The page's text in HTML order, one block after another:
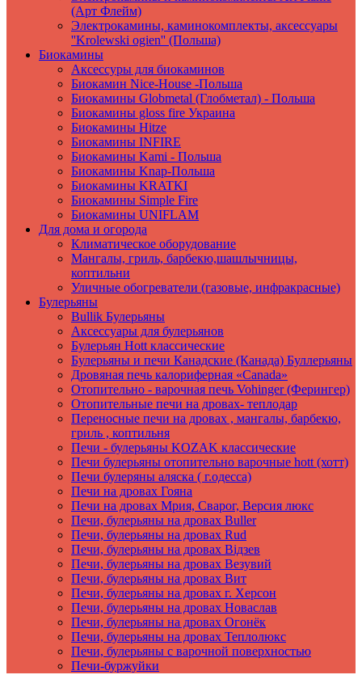
(Арт Флейм)
Электрокамины, каминокомплекты, аксессуары
''Krolewski ogien'' (Польша)
Биокамины
Аксессуры для биокаминов
Биокамин Nice-House -Польша
Биокамины Globmetal (Глобметал) - Польша
Биокамины gloss fire Украина
Биокамины Hitze
Биокамины INFIRE
Биокамины Kami - Польша
Биокамины Knap-Польша
Биокамины KRATKI
Биокамины Simple Fire
Биокамины UNIFLAM
Для дома и огорода
Климатическое оборудование
Мангалы, гриль, барбекю,шашлычницы,
коптильни
Уличные обогреватели (газовые, инфракрасные)
Булерьяны
Bullik Булерьяны
Аксеcсуары для булерьянов
Булерьян Hott классические
Булерьяны и печи Канадские (Канада) Буллерьяны
Дровяная печь калориферная «Canada»
Отопительно - варочная печь Vohinger (Ферингер)
Отопительные печи на дровах- теплодар
Переносные печи на дровах , мангалы, барбекю,
гриль , коптильня
Печи - булерьяны KOZAK классические
Печи булерьяны отопительно варочные hott (хотт)
Печи булеряны аляска ( г.одесса)
Печи на дровах Гояна
Печи на дровах Мрия, Сварог, Версия люкс
Печи, булерьяны на дровах Buller
Печи, булерьяны на дровах Rud
Печи, булерьяны на дровах Вiдзев
Печи, булерьяны на дровах Везувий
Печи, булерьяны на дровах Вит
Печи, булерьяны на дровах г. Херсон
Печи, булерьяны на дровах Новаслав
Печи, булерьяны на дровах Огонёк
Печи, булерьяны на дровах Теплолюкс
Печи, булерьяны с варочной поверхностью
Печи-буржуйки